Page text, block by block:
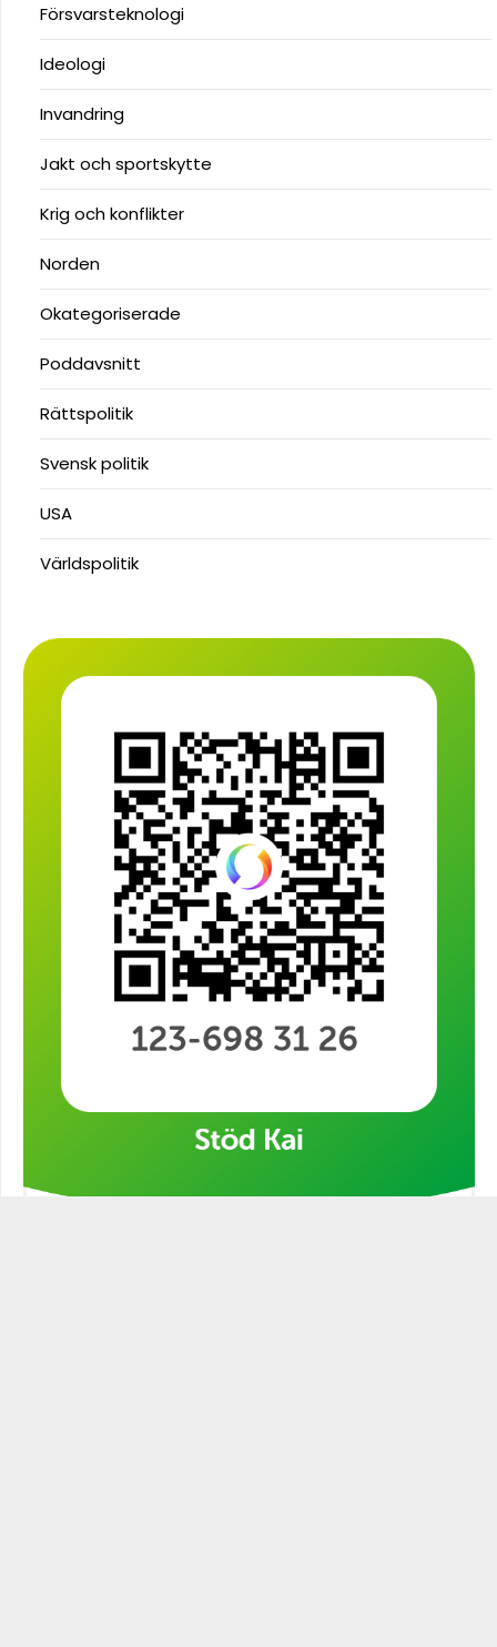
Försvarsteknologi
Ideologi
Invandring
Jakt och sportskytte
Krig och konflikter
Norden
Okategoriserade
Poddavsnitt
Rättspolitik
Svensk politik
USA
Världspolitik